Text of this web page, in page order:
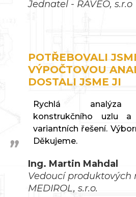
Jednatel - RAVEO, s.r.o
POTŘEBOVALI
VÝPOČTOVOU
DOSTALI JSME JI
Rychlá analýza
konstrukčního uzlu
variantních řešení.
Děkujeme.
Ing. Martin Mahdal
Vedoucí produktových
MEDIROL, s.r.o.